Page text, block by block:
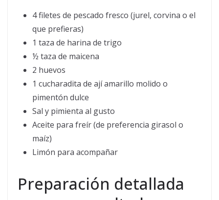
4 filetes de pescado fresco (jurel, corvina o el
que prefieras)
1 taza de harina de trigo
½ taza de maicena
2 huevos
1 cucharadita de ají amarillo molido o
pimentón dulce
Sal y pimienta al gusto
Aceite para freír (de preferencia girasol o
maíz)
Limón para acompañar
Preparación detallada